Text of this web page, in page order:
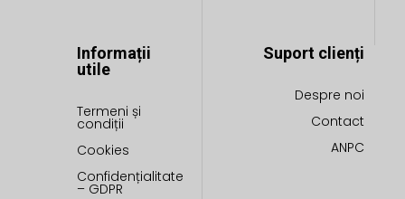
Informații
utile
Termeni și
condiții
Cookies
Confidențialitate
– GDPR
Suport clienți
Despre noi
Contact
ANPC